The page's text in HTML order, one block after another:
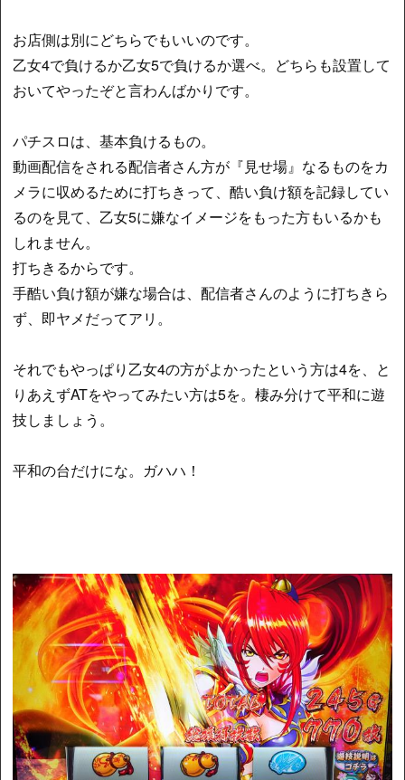
お店側は別にどちらでもいいのです。
乙女4で負けるか乙女5で負けるか選べ。どちらも設置して
おいてやったぞと言わんばかりです。
パチスロは、基本負けるもの。
動画配信をされる配信者さん方が『見せ場』なるものをカ
メラに収めるために打ちきって、酷い負け額を記録してい
るのを見て、乙女5に嫌なイメージをもった方もいるかも
しれません。
打ちきるからです。
手酷い負け額が嫌な場合は、配信者さんのように打ちきら
ず、即ヤメだってアリ。
それでもやっぱり乙女4の方がよかったという方は4を、と
りあえずATをやってみたい方は5を。棲み分けて平和に遊
技しましょう。
平和の台だけにな。ガハハ！